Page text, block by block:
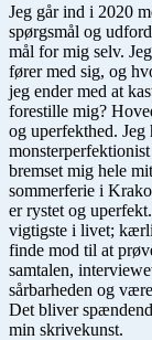
Jeg går ind i 2020
spørgsmål og
mål for mig selv.
fører med sig, og
jeg ender med at
forestille mig?
og uperfekthed.
bremset mig hele
sommerferie i
er rystet og
vigtigste i livet;
finde mod til at
samtalen,
sårbarheden og
Det bliver
min skrivekunst.